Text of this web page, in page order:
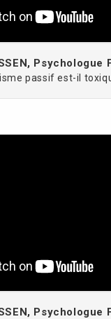
Psychologue
passif est-il
Psychologue